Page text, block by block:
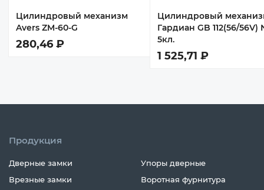
Цилиндровый механизм
Avers ZM-60-G
280,46 ₽
Цилиндровый
Гардиан GB 112(56/56V)
5кл.
1 525,71 ₽
Продукция
Дверные замки
Врезные замки
Упоры дверные
Воротная фурнитура